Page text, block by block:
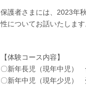
保護者さまには、2023年
性についてお話いたします
【体験コース内容】
〇新年長児（現年中児）
〇新年中児（現年少児）